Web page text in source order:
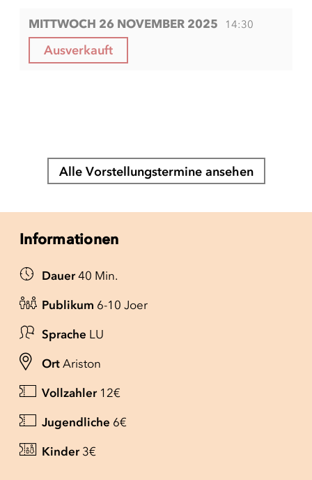
MITTWOCH 26 NOVEMBER 2025 14:30
Ausverkauft
Alle Vorstellungstermine ansehen
Informationen
Dauer 40 Min.
Publikum 6-10 Joer
Sprache LU
Ort Ariston
Vollzahler 12€
Jugendliche 6€
Kinder 3€